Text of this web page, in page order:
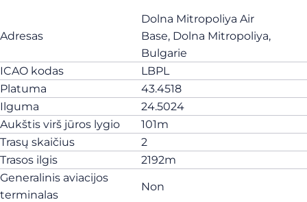
Adresas
Dolna Mitropoliya Air
Base, Dolna Mitropoliya,
Bulgarie
ICAO kodas
LBPL
Platuma
43.4518
Ilguma
24.5024
Aukštis virš jūros lygio
101m
Trasų skaičius
2
Trasos ilgis
2192m
Generalinis aviacijos
terminalas
Non